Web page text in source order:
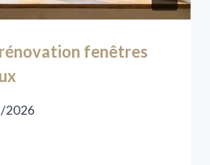
fenêtres
2026